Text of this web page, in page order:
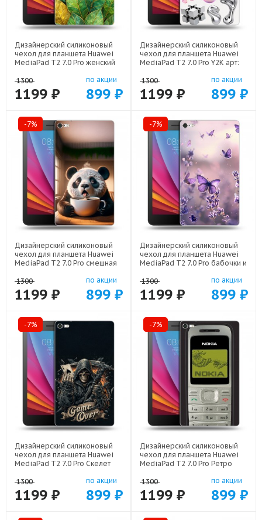
Дизайнерский силиконовый
чехол для планшета Huawei
MediaPad T2 7.0 Pro женский
1300
1199 ₽
по акции
899 ₽
Дизайнерский силиконовый
чехол для планшета Huawei
MediaPad T2 7.0 Pro Y2K арт:
1300
1199 ₽
по акции
899 ₽
-7%
Дизайнерский силиконовый
чехол для планшета Huawei
MediaPad T2 7.0 Pro смешная
1300
1199 ₽
по акции
899 ₽
-7%
Дизайнерский силиконовый
чехол для планшета Huawei
MediaPad T2 7.0 Pro бабочки и
1300
1199 ₽
по акции
899 ₽
-7%
Дизайнерский силиконовый
чехол для планшета Huawei
MediaPad T2 7.0 Pro Скелет
1300
1199 ₽
по акции
899 ₽
-7%
Дизайнерский силиконовый
чехол для планшета Huawei
MediaPad T2 7.0 Pro Ретро
1300
1199 ₽
по акции
899 ₽